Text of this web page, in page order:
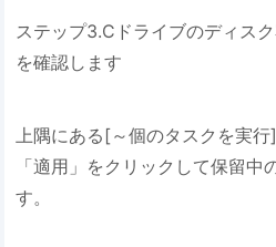
ステップ3.Cドライブのディス
を確認します
上隅にある[～個のタスクを実行
「適用」をクリックして保留中
す。